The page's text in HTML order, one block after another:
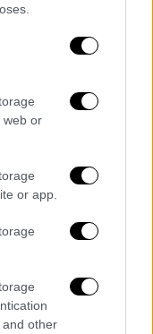
web or
or app.
other
της Αργυρώς,
σε
επιχείρησης
δεν
το
ασφάλεια, δεν
μέτρα.
η ίδια
κενά, ο Δήμος,
στα
τα δικαστήρια,